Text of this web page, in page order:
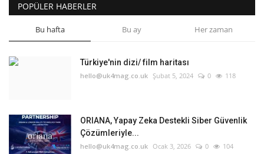
POPÜLER HABERLER
Bu hafta Bu ay Her zaman
Türkiye'nin dizi/ film haritası
hello@uk4mag.co.uk Şubat 5, 2024 0 118
ORIANA, Yapay Zeka Destekli Siber Güvenlik
Çözümleriyle...
hello@uk4mag.co.uk Ocak 3, 2026 0 104